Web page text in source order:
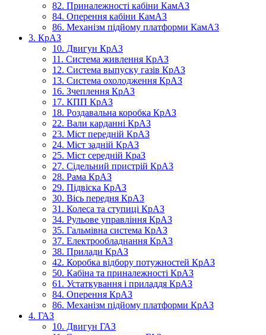
82. Приналежності кабіни КамАЗ
84. Оперення кабіни КамАЗ
86. Механізм підйому платформи КамАЗ
3. КрАЗ
10. Двигун КрАЗ
11. Система живлення КрАЗ
12. Система выпуску газів КрАЗ
13. Система охолодження КрАЗ
16. Зчеплення КрАЗ
17. КПП КрАЗ
18. Роздавальна коробка КрАЗ
22. Вали карданні КрАЗ
23. Міст передній КрАЗ
24. Міст задній КрАЗ
25. Міст середній КраЗ
27. Сідельний пристрій КрАЗ
28. Рама КрАЗ
29. Підвіска КрАЗ
30. Вісь передня КрАЗ
31. Колеса та ступиці КрАЗ
34. Рульове управління КрАЗ
35. Гальмівна система КрАЗ
37. Електрообладнання КрАЗ
38. Прилади КрАЗ
42. Коробка відбору потужностей КрАЗ
50. Кабіна та приналежності КрАЗ
61. Устаткування і приладдя КрАЗ
84. Оперення КрАЗ
86. Механізм підйому платформи КрАЗ
4. ГАЗ
10. Двигун ГАЗ